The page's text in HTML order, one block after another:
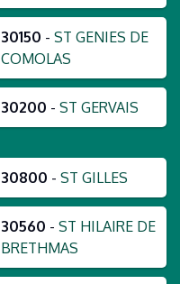
30150 - ST GENIES DE
COMOLAS
30200 - ST GERVAIS
30800 - ST GILLES
30560 - ST HILAIRE DE
BRETHMAS